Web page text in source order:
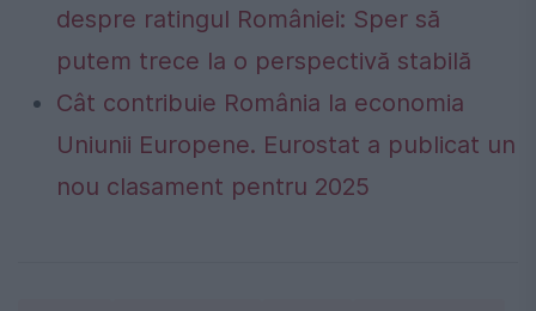
despre ratingul României: Sper să
putem trece la o perspectivă stabilă
Cât contribuie România la economia
Uniunii Europene. Eurostat a publicat un
nou clasament pentru 2025